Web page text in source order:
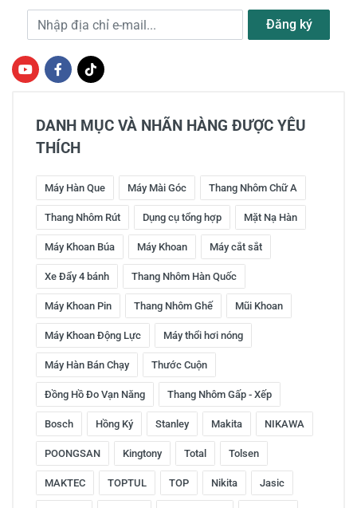
Địa chỉ e-mail Đăng ký
DANH MỤC VÀ NHÃN HÀNG ĐƯỢC YÊU
THÍCH
Máy Hàn Que Máy Mài Góc Thang Nhôm Chữ A
Thang Nhôm Rút Dụng cụ tổng hợp Mặt Nạ Hàn
Máy Khoan Búa Máy Khoan Máy cắt sắt
Xe Đẩy 4 bánh Thang Nhôm Hàn Quốc
Máy Khoan Pin Thang Nhôm Ghế Mũi Khoan
Máy Khoan Động Lực Máy thổi hơi nóng
Máy Hàn Bán Chạy Thước Cuộn
Đồng Hồ Đo Vạn Năng Thang Nhôm Gấp - Xếp
Bosch Hồng Ký Stanley Makita NIKAWA
POONGSAN Kingtony Total Tolsen
MAKTEC TOPTUL TOP Nikita Jasic